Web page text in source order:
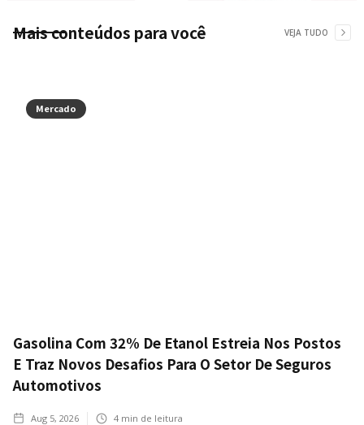
Mais conteúdos para você VEJA TUDO
Mercado
Gasolina Com 32% De Etanol Estreia Nos Postos
E Traz Novos Desafios Para O Setor De Seguros
Automotivos
Aug 5, 2026 4 min de leitura